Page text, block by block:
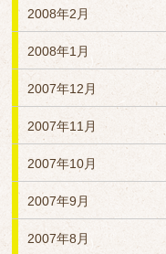
2008年2月
2008年1月
2007年12月
2007年11月
2007年10月
2007年9月
2007年8月